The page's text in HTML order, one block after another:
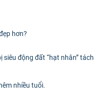
hơn?
siêu động đất “hạt nhân” tách
nhiều tuổi.